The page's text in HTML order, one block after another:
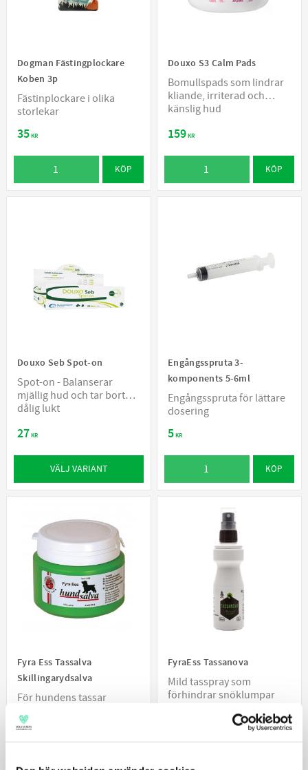
Dogman Fästingplockare
Koben 3p
Fästinplockare i olika
storlekar
35KR
KÖP
Douxo S3 Calm Pads
Bomullspads som lindrar
kliande, irriterad och
känslig hud
159KR
KÖP
Douxo Seb Spot-on
Spot-on - Balanserar
mjällig hud och tar bort
dålig lukt
27KR
VÄLJ VARIANT
Engångsspruta 3-
komponents 5-6ml
Engångsspruta för lättare
dosering
5KR
KÖP
Fyra Ess Tassalva
Skillingarydsalva
För hundens tassar
91
FyraEss Tassanova
Mild tasspray som
förhindrar snöklumpar